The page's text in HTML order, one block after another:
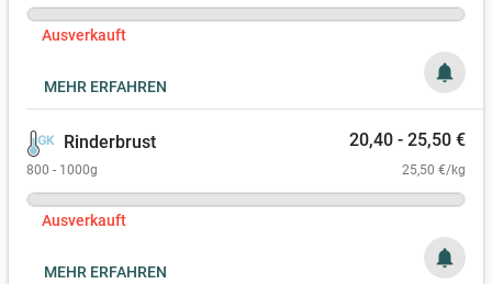
Ausverkauft
notifications
MEHR ERFAHREN
Rinderbrust 20,40 - 25,50 €
800 - 1000g 25,50 €/kg
Ausverkauft
notifications
MEHR ERFAHREN